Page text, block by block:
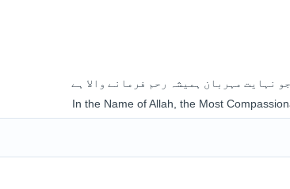
نہایت مہربان ہمیشہ رحم فرمانے والا ہے
In the Name of Allah, the Most